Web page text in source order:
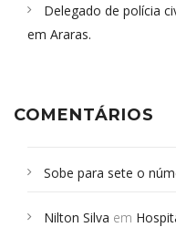
Delegado de polícia
em Araras.
COMENTÁRIOS
Sobe para sete o
Campoformosenses
Nilton Silva em